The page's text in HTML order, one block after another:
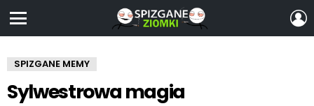
SPIZGANE MEMY
Sylwestrowa magia